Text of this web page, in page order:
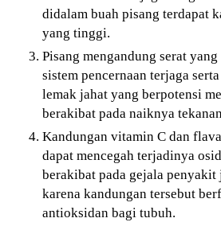
didalam buah pisang terdapat
yang tinggi.
Pisang mengandung serat
sistem pencernaan terjaga
lemak jahat yang berpotensi
berakibat pada naiknya
Kandungan vitamin C dan
dapat mencegah terjadinya
berakibat pada gejala
karena kandungan tersebut
antioksidan bagi tubuh.